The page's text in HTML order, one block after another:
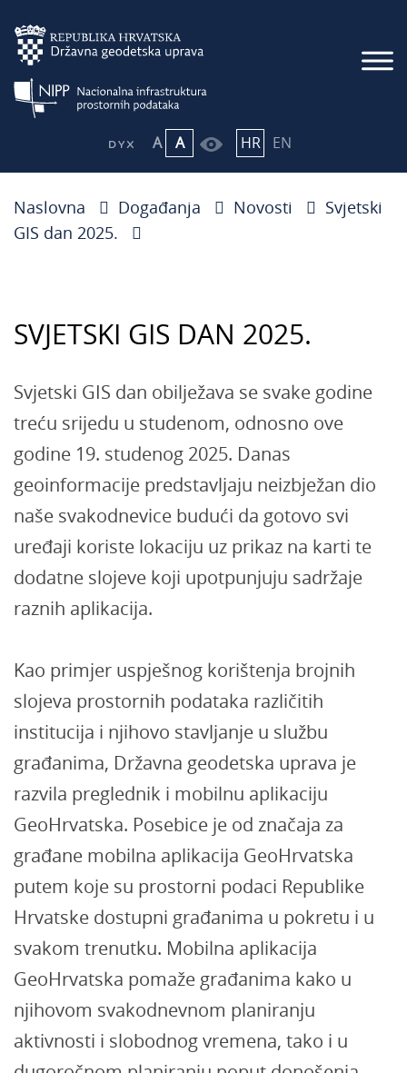
A A HR EN
Naslovna Događanja Novosti
Svjetski
GIS dan 2025.
SVJETSKI GIS DAN 2025.
Svjetski GIS dan obilježava se svake godine
treću srijedu u studenom, odnosno ove
godine 19. studenog 2025. Danas
geoinformacije predstavljaju neizbježan dio
naše svakodnevice budući da gotovo svi
uređaji koriste lokaciju uz prikaz na karti te
dodatne slojeve koji upotpunjuju sadržaje
raznih aplikacija.
Kao primjer uspješnog korištenja brojnih
slojeva prostornih podataka različitih
institucija i njihovo stavljanje u službu
građanima, Državna geodetska uprava je
razvila preglednik i mobilnu aplikaciju
GeoHrvatska. Posebice je od značaja za
građane mobilna aplikacija GeoHrvatska
putem koje su prostorni podaci Republike
Hrvatske dostupni građanima u pokretu i u
svakom trenutku. Mobilna aplikacija
GeoHrvatska pomaže građanima kako u
njihovom svakodnevnom planiranju
aktivnosti i slobodnog vremena, tako i u